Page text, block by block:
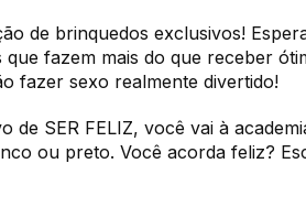
de brinquedos exclusivos!
fazem mais do que receber
fazer sexo realmente divertido!
SER FELIZ, você vai à
ou preto. Você acorda feliz?